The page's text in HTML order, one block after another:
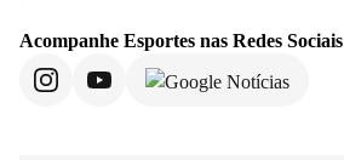
Acompanhe Esportes nas Redes Sociais